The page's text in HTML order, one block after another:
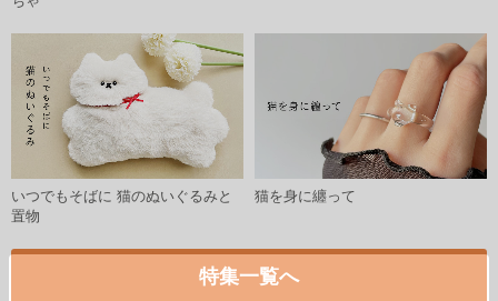
いつでもそばに 猫のぬいぐるみと
置物
猫を身に纏って
特集一覧へ